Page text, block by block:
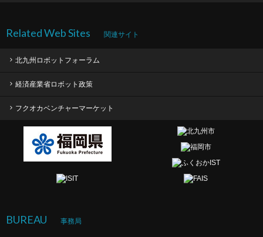
Related Web Sites 関連サイト
北九州ロボットフォーラム
経済産業省ロボット政策
フクオカベンチャーマーケット
BUREAU 事務局